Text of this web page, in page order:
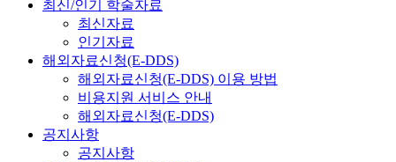
최신/인기 학술자료
최신자료
인기자료
해외자료신청(E-DDS)
해외자료신청(E-DDS) 이용 방법
비용지원 서비스 안내
해외자료신청(E-DDS)
공지사항
공지사항